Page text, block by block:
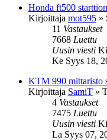
Honda ft500
Kirjoittaja mot595 »
11 Vastaukset
7668 Luettu
Uusin viesti
Ke Syys 18,
KTM 990 mittaristo
Kirjoittaja SamiT »
4 Vastaukset
7475 Luettu
Uusin viesti
La Syys 07,